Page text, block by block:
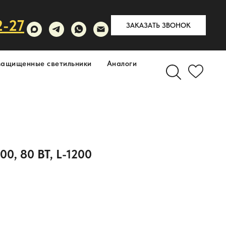
27 ЗАКАЗАТЬ ЗВОНОК
светильники Аналоги
80 ВТ, L-1200